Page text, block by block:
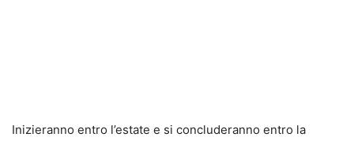
Inizieranno entro l’estate e si concluderanno entro la